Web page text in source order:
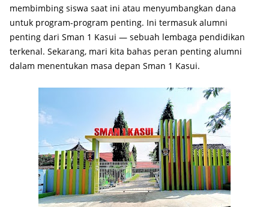
membimbing siswa saat ini atau menyumbangkan dana
untuk program-program penting. Ini termasuk alumni
penting dari Sman 1 Kasui — sebuah lembaga pendidikan
terkenal. Sekarang, mari kita bahas peran penting alumni
dalam menentukan masa depan Sman 1 Kasui.